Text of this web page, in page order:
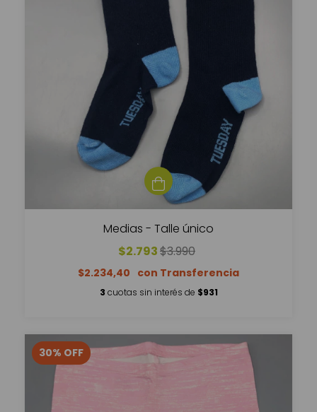
Medias - Talle único
$2.793$3.990
$2.234,40
3 cuotas sin interés de $931
30% OFF